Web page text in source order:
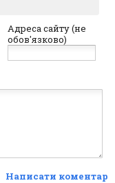
Адреса сайту (не
обов'язково)
Написати коментар